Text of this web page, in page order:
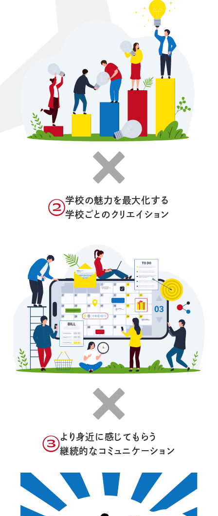
学校の魅力を最大化する
学校ごとのクリエイション
より身近に感じてもらう
継続的なコミュニケーション